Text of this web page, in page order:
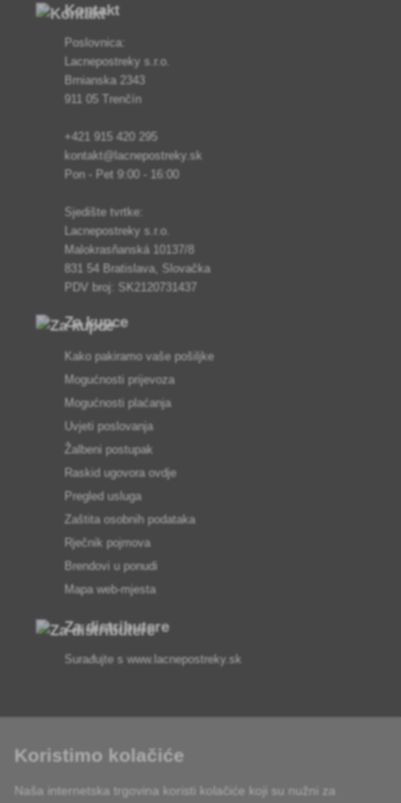
Kontakt
Poslovnica:
Lacnepostreky s.r.o.
Brnianska 2343
911 05 Trenčín
+421 915 420 295
kontakt@lacnepostreky.sk
Pon - Pet 9:00 - 16:00
Sjedište tvrtke:
Lacnepostreky s.r.o.
Malokrasňanská 10137/8
831 54 Bratislava, Slovačka
PDV broj: SK2120731437
Za kupce
Kako pakiramo vaše pošiljke
Mogućnosti prijevoza
Mogućnosti plaćanja
Uvjeti poslovanja
Žalbeni postupak
Raskid ugovora ovdje
Pregled usluga
Zaštita osobnih podataka
Rječnik pojmova
Brendovi u ponudi
Mapa web-mjesta
Za distributere
Surađujte s www.lacnepostreky.sk
Uvijek ćemo vas profesionalno savjetovati
Koristimo kolačiće
Naša internetska trgovina koristi kolačiće koji su nužni za